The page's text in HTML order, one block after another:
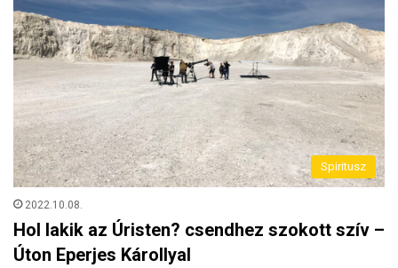
Spiritusz
2022.10.08.
Hol lakik az Úristen? csendhez szokott szív –
Úton Eperjes Károllyal